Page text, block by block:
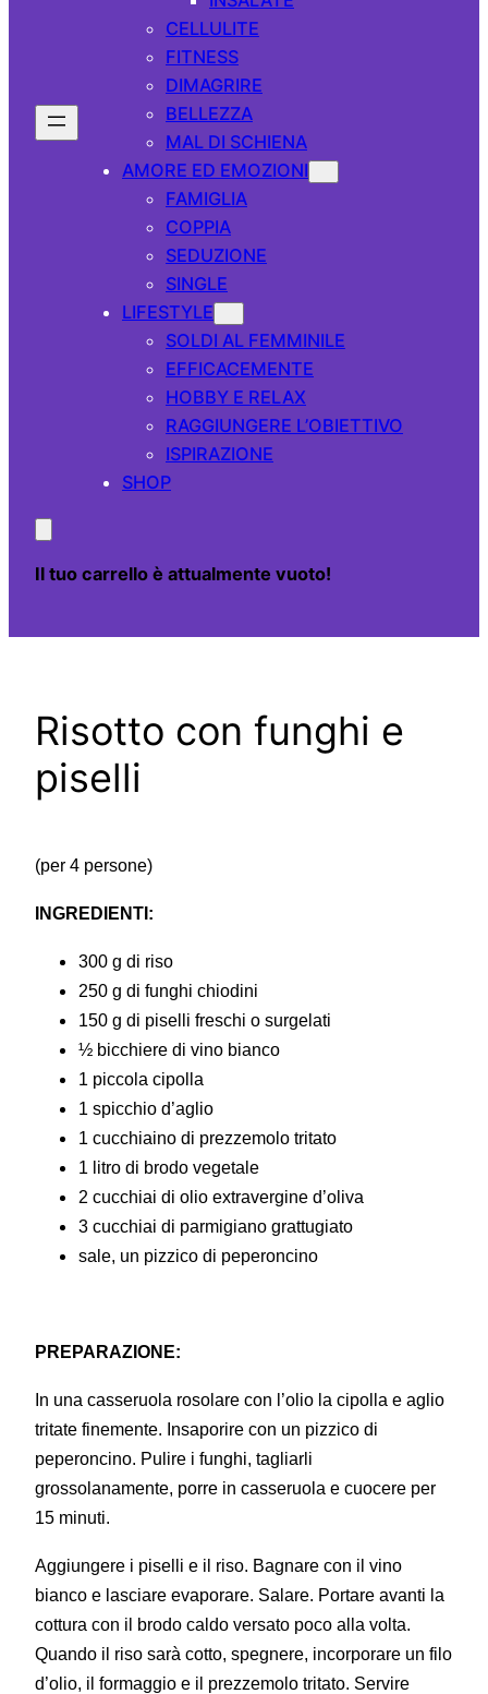
CELLULITE
FITNESS
DIMAGRIRE
BELLEZZA
MAL DI SCHIENA
AMORE ED EMOZIONI
FAMIGLIA
COPPIA
SEDUZIONE
SINGLE
LIFESTYLE
SOLDI AL FEMMINILE
EFFICACEMENTE
HOBBY E RELAX
RAGGIUNGERE L’OBIETTIVO
ISPIRAZIONE
SHOP
Il tuo carrello è attualmente vuoto!
Risotto con funghi e
piselli
(per 4 persone)
INGREDIENTI:
300 g di riso
250 g di funghi chiodini
150 g di piselli freschi o surgelati
½ bicchiere di vino bianco
1 piccola cipolla
1 spicchio d’aglio
1 cucchiaino di prezzemolo tritato
1 litro di brodo vegetale
2 cucchiai di olio extravergine d’oliva
3 cucchiai di parmigiano grattugiato
sale, un pizzico di peperoncino
PREPARAZIONE:
In una casseruola rosolare con l’olio la cipolla e aglio
tritate finemente. Insaporire con un pizzico di
peperoncino. Pulire i funghi, tagliarli
grossolanamente, porre in casseruola e cuocere per
15 minuti.
Aggiungere i piselli e il riso. Bagnare con il vino
bianco e lasciare evaporare. Salare. Portare avanti la
cottura con il brodo caldo versato poco alla volta.
Quando il riso sarà cotto, spegnere, incorporare un filo
d’olio, il formaggio e il prezzemolo tritato. Servire